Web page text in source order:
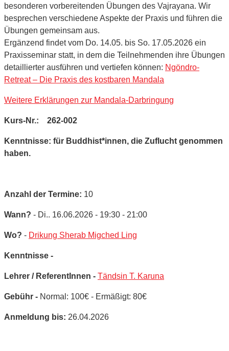
besonderen vorbereitenden Übungen des Vajrayana. Wir
besprechen verschiedene Aspekte der Praxis und führen die
Übungen gemeinsam aus.
Ergänzend findet vom Do. 14.05. bis So. 17.05.2026 ein
Praxisseminar statt, in dem die Teilnehmenden ihre Übungen
detaillierter ausführen und vertiefen können: Ngöndro-
Retreat – Die Praxis des kostbaren Mandala
Weitere Erklärungen zur Mandala-Darbringung
Kurs-Nr.: 262-002
Kenntnisse: für Buddhist*innen, die Zuflucht genommen
haben.
Anzahl der Termine: 10
Wann? - Di.. 16.06.2026 - 19:30 - 21:00
Wo? - Drikung Sherab Migched Ling
Kenntnisse -
Lehrer / ReferentInnen - Tändsin T. Karuna
Gebühr - Normal: 100€ - Ermäßigt: 80€
Anmeldung bis: 26.04.2026